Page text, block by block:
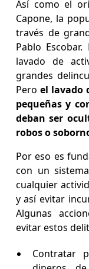
Así como el
Capone, la
través de
Pablo
lavado de
grandes
Pero el lavado
pequeñas y
deban ser
robos o
Por eso es
con un
cualquier
y así evitar
Algunas
evitar estos
Contratar